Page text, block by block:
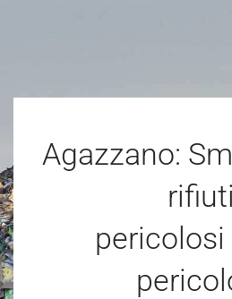
Agazzano:
rifiuti
pericolosi